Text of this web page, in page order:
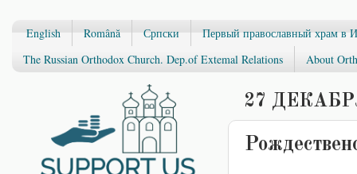
English Română Српски
Первый православный храм в
The Russian Orthodox Church. Dep.of Extemal Relations
About
27